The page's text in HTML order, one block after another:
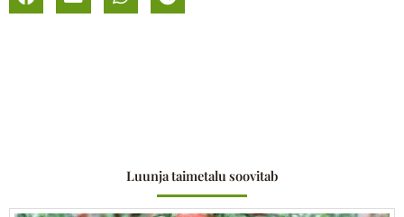
Luunja taimetalu soovitab